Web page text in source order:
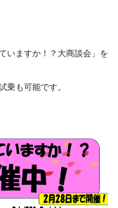
いますか！？大商談会」を
乗も可能です。